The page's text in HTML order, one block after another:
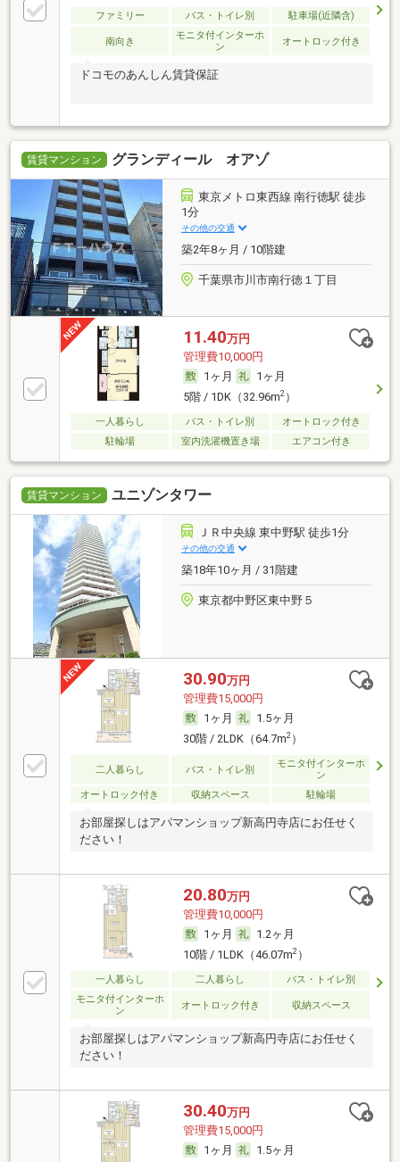
ファミリー バス・トイレ別 駐車場(近隣含)
南向き
モニタ付インターホ
ン
オートロック付き
ドコモのあんしん賃貸保証
賃貸マンション グランディール オアゾ
東京メトロ東西線 南行徳駅 徒歩
1分
その他の交通
築2年8ヶ月 / 10階建
千葉県市川市南行徳１丁目
11.40万円
管理費10,000円
1ヶ月
1ヶ月
5階 / 1DK（32.96m2）
一人暮らし バス・トイレ別
オートロック付き
駐輪場
室内洗濯機置き場 エアコン付き
賃貸マンション ユニゾンタワー
ＪＲ中央線 東中野駅 徒歩1分
その他の交通
築18年10ヶ月 / 31階建
東京都中野区東中野５
30.90万円
管理費15,000円
1ヶ月
1.5ヶ月
30階 / 2LDK（64.7m2）
二人暮らし バス・トイレ別
モニタ付インターホ
ン
オートロック付き
収納スペース 駐輪場
お部屋探しはアパマンショップ新高円寺店にお任せく
ださい！
20.80万円
管理費10,000円
1ヶ月
1.2ヶ月
10階 / 1LDK（46.07m2）
一人暮らし 二人暮らし
バス・トイレ別
モニタ付インターホ
ン
オートロック付き 収納スペース
お部屋探しはアパマンショップ新高円寺店にお任せく
ださい！
30.40万円
管理費15,000円
1ヶ月
1.5ヶ月